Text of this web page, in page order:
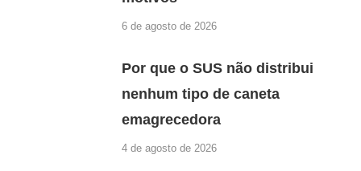
6 de agosto de 2026
Por que o SUS não distribui
nenhum tipo de caneta
emagrecedora
4 de agosto de 2026